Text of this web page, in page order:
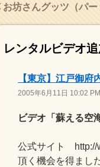
お坊さんグッツ（パー
レンタルビデオ
【東京】江戸御府
2005年6月11日 10:02 PM
ビデオ「蘇える空
公式サイト http://
頂く機会を得まし